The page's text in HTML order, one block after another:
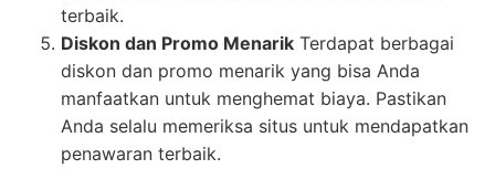
terbaik.
Diskon dan Promo Menarik Terdapat berbagai
diskon dan promo menarik yang bisa Anda
manfaatkan untuk menghemat biaya. Pastikan
Anda selalu memeriksa situs untuk mendapatkan
penawaran terbaik.